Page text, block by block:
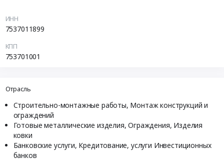
ИНН
7537011899
КПП
753701001
Отрасль
Строительно-монтажные работы, Монтаж конструкций и
ограждений
Готовые металлические изделия, Ограждения, Изделия
ковки
Банковские услуги, Кредитование, услуги Инвестиционных
банков